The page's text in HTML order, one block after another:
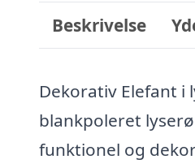
Beskrivelse
Dekorativ Elefant i
blankpoleret
funktionel og